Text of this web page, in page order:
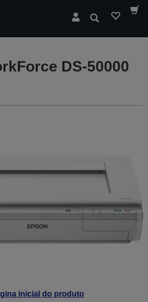
Pesquisar
inicial do produto
DS-50000